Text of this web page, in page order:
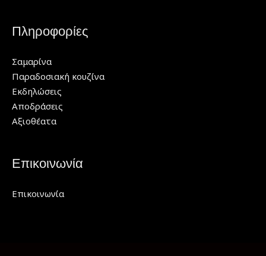
Πληροφορίες
Σαμαρίνα
Παραδοσιακή κουζίνα
Εκδηλώσεις
Αποδράσεις
Αξιοθέατα
Επικοινωνία
Επικοινωνία